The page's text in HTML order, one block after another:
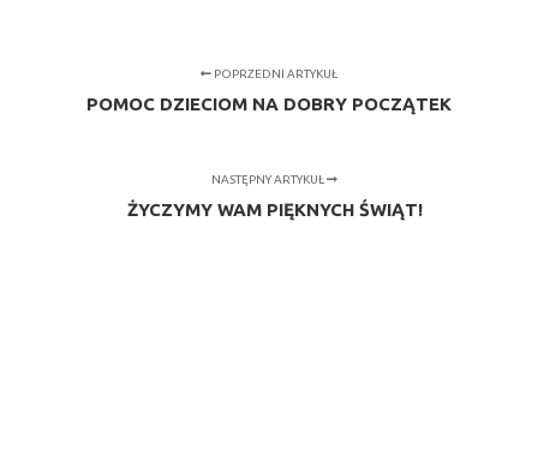
POPRZEDNI ARTYKUŁ
POMOC DZIECIOM NA DOBRY POCZĄTEK
NASTĘPNY ARTYKUŁ
ŻYCZYMY WAM PIĘKNYCH ŚWIĄT!